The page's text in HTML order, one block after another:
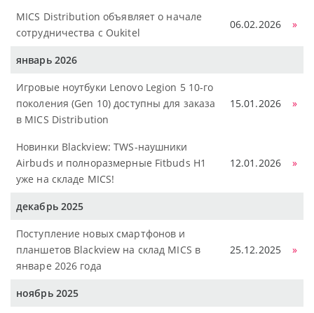
MICS Distribution объявляет о начале
сотрудничества с Oukitel
06.02.2026 »
январь 2026
Игровые ноутбуки Lenovo Legion 5 10-го
поколения (Gen 10) доступны для заказа
в MICS Distribution
15.01.2026 »
Новинки Blackview: TWS-наушники
Airbuds и полноразмерные Fitbuds H1
уже на складе MICS!
12.01.2026 »
декабрь 2025
Поступление новых смартфонов и
планшетов Blackview на склад MICS в
январе 2026 года
25.12.2025 »
ноябрь 2025